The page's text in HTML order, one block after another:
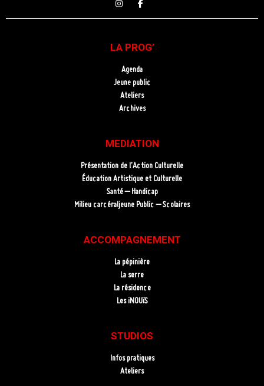
LA PROG’
Agenda
Jeune public
Ateliers
Archives
MEDIATION
Présentation de l’Action Culturelle
Éducation Artistique et Culturelle
Santé – Handicap
Milieu carcéraljeune Public – Scolaires
ACCOMPAGNEMENT
La pépinière
La serre
La résidence
Les iNOUïS
STUDIOS
Infos pratiques
Ateliers